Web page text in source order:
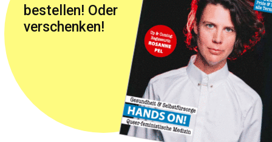
bestellen! Oder
verschenken!